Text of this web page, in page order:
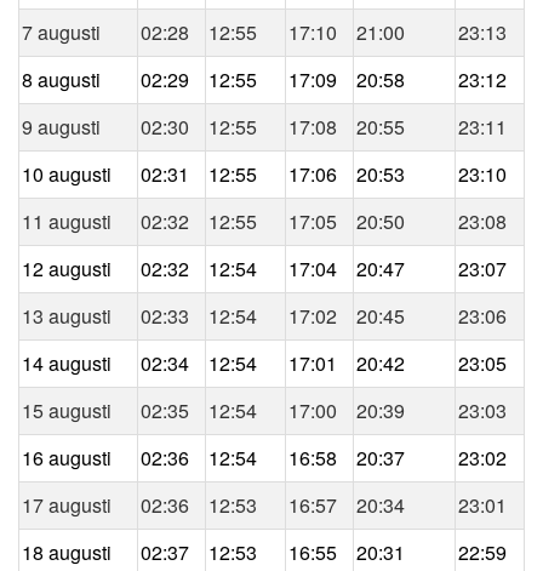
7 augusti
02:28 12:55 17:10 21:00
23:13
8 augusti
02:29 12:55 17:09 20:58
23:12
9 augusti
02:30 12:55 17:08 20:55
23:11
10 augusti
02:31 12:55 17:06 20:53
23:10
11 augusti
02:32 12:55 17:05 20:50
23:08
12 augusti
02:32 12:54 17:04 20:47
23:07
13 augusti
02:33 12:54 17:02 20:45
23:06
14 augusti
02:34 12:54 17:01 20:42
23:05
15 augusti
02:35 12:54 17:00 20:39
23:03
16 augusti
02:36 12:54 16:58 20:37
23:02
17 augusti
02:36 12:53 16:57 20:34
23:01
18 augusti
02:37 12:53 16:55 20:31
22:59